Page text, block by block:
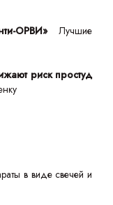
ОРВИ»
Лучшие
риск простуд
в виде свечей и